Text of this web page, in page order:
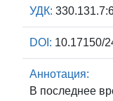
УДК:
DOI: 10.17150/
Аннотация:
В последнее